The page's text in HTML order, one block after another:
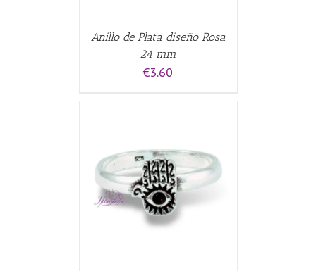
Anillo de Plata diseño Rosa
24 mm
€3.60